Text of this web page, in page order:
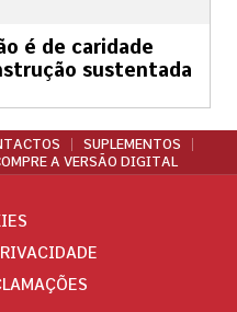
é de caridade
sustentada
SUPLEMENTOS
A VERSÃO DIGITAL